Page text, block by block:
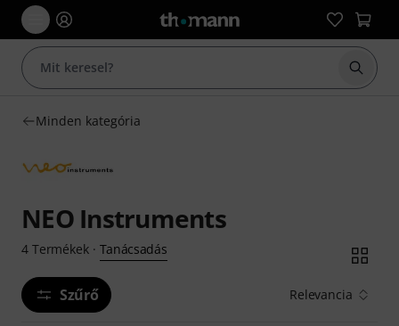
Minden kategória
NEO Instruments
4 Termékek· Tanácsadás
Szűrő Relevancia